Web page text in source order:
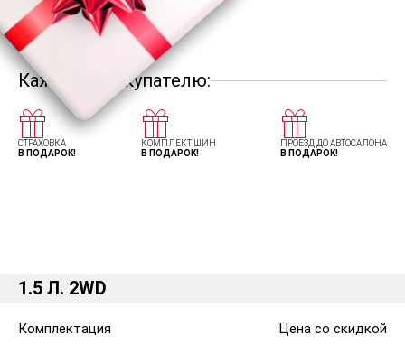
Каждому покупателю:
СТРАХОВКА
В ПОДАРОК!
КОМПЛЕКТ ШИН
В ПОДАРОК!
ПРОЕЗД ДО АВТОСАЛОНА
В ПОДАРОК!
1.5 Л. 2WD
Комплектация Цена со скидкой